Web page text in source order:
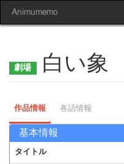
Animumemo
白い象
作品情報 各話情報
基本情報
タイトル